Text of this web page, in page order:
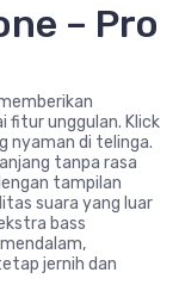
– Pro
fitur unggulan. Klick
nyaman di telinga.
tanpa rasa
tampilan
suara yang luar
bass
jernih dan